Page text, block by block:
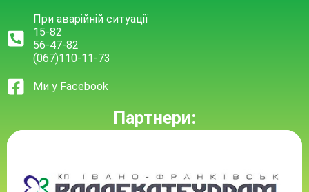
При аварійній ситуації
15-82
56-47-82
(067)110-11-73
Ми у Facebook
Партнери: